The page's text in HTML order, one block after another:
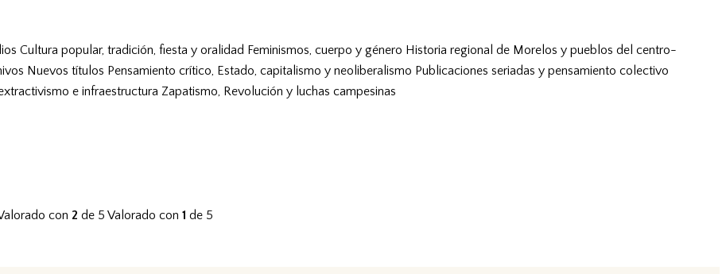
Cultura popular, tradición, fiesta y oralidad Feminismos, cuerpo y género Historia regional de Morelos y pueblos del centro-
Nuevos títulos Pensamiento crítico, Estado, capitalismo y neoliberalismo Publicaciones seriadas y pensamiento colectivo
e infraestructura Zapatismo, Revolución y luchas campesinas
con 2 de 5 Valorado con 1 de 5